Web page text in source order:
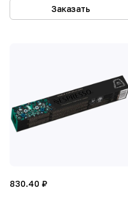
Заказать
830.40 ₽